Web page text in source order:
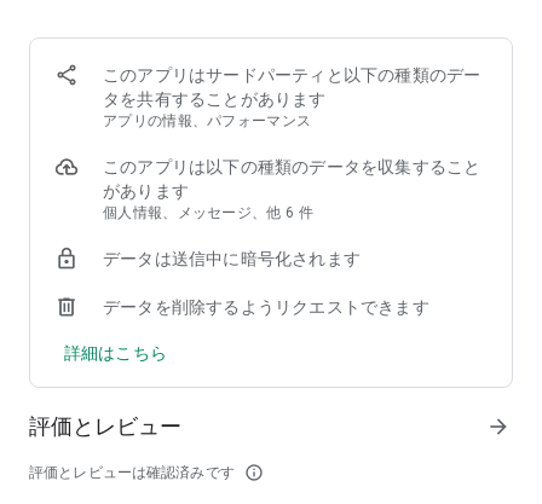
LINEと同様にタイムライン投稿が可能です。定期的に情報更新
をしたい場合などにご活用ください。
- プロフィール情報や写真などを掲載できる簡易ホームページ
を作成できます。
- 友だち数の推移やタイムラインに関する統計情報を確認でき
- 複数人で管理・運用できます。
- 無料でアカウントの作成が可能です。
- 詳しい機能やご利用プランは、公式サイトをご覧ください。
このアプリはサードパーティと以下の種類のデー
タを共有することがあります
アプリの情報、パフォーマンス
このアプリは以下の種類のデータを収集すること
があります
個人情報、メッセージ、他 6 件
データは送信中に暗号化されます
データを削除するようリクエストできます
詳細はこちら
評価とレビュー
評価とレビューは確認済みです info_outline
arrow_forward